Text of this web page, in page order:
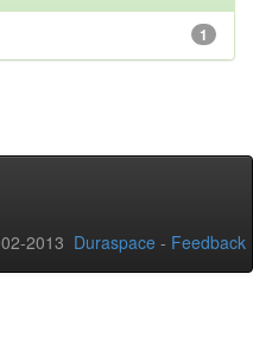
1
2013 Duraspace - Feedback